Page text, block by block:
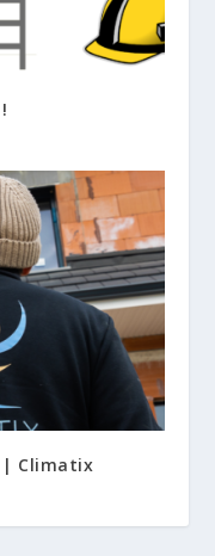
| Climatix